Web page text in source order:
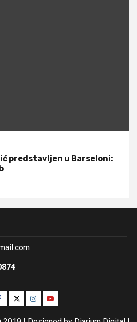
predstavljen u Barseloni:
TwitterInstagram
Youtube